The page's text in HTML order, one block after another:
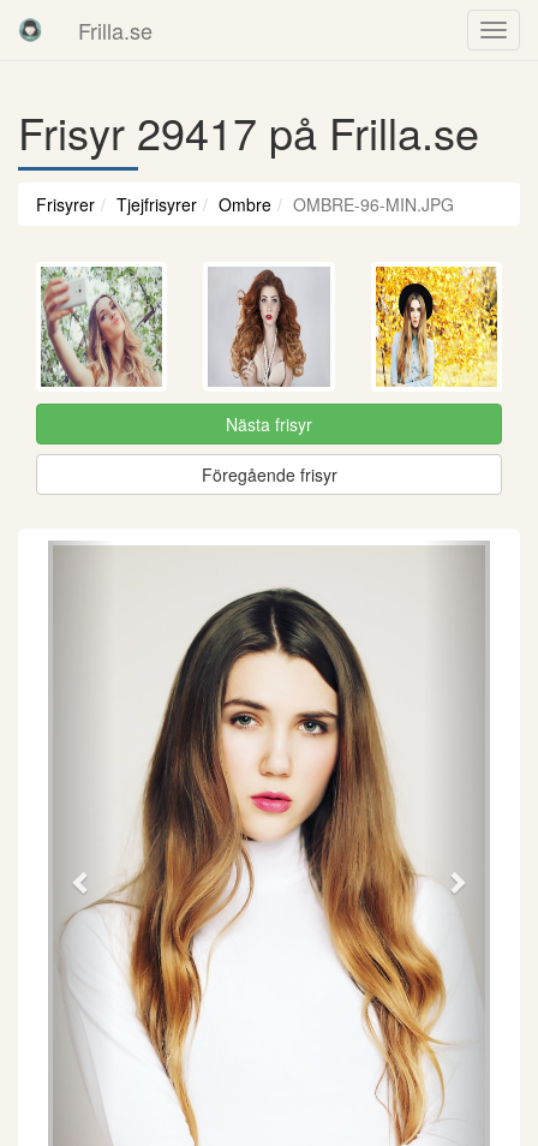
Frilla.se
Frisyr 29417 på Frilla.se
Frisyrer Tjejfrisyrer Ombre OMBRE-96-MIN.JPG
Nästa frisyr
Föregående frisyr
Föregående